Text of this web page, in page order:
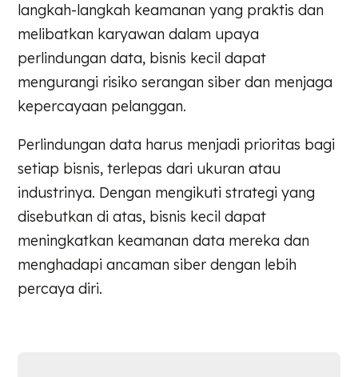
langkah-langkah keamanan yang praktis dan
melibatkan karyawan dalam upaya
perlindungan data, bisnis kecil dapat
mengurangi risiko serangan siber dan menjaga
kepercayaan pelanggan.
Perlindungan data harus menjadi prioritas bagi
setiap bisnis, terlepas dari ukuran atau
industrinya. Dengan mengikuti strategi yang
disebutkan di atas, bisnis kecil dapat
meningkatkan keamanan data mereka dan
menghadapi ancaman siber dengan lebih
percaya diri.